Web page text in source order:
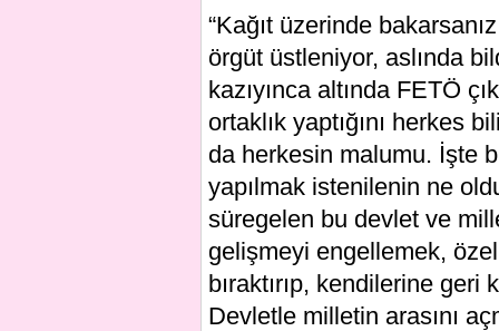
“Kağıt üzerinde
örgüt üstleniyor, aslında
kazıyınca altında FETÖ
ortaklık yaptığını herkes
da herkesin malumu. İşte
yapılmak istenilenin ne
süregelen bu devlet ve
gelişmeyi engellemek,
bıraktırıp, kendilerine
Devletle milletin arasını